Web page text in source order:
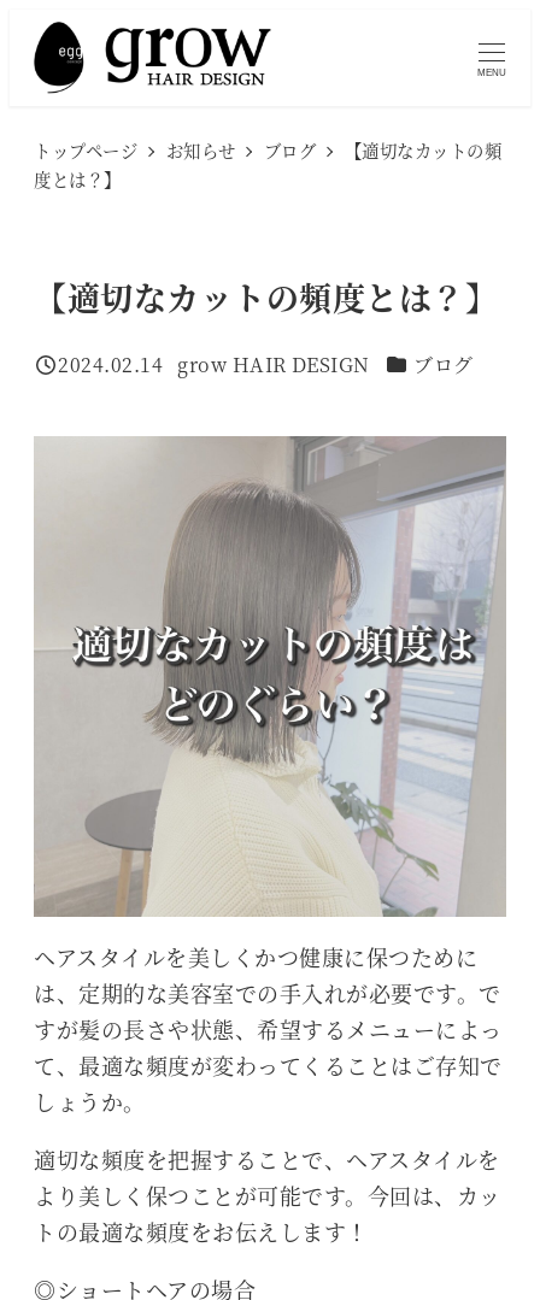
MENU
トップページ お知らせ ブログ
【適切なカットの頻
度とは？】
【適切なカットの頻度とは？】
投稿日
2024.02.14
著
grow HAIR DESIGN カテゴリー
ブログ
ヘアスタイルを美しくかつ健康に保つために
は、定期的な美容室での手入れが必要です。で
すが髪の長さや状態、希望するメニューによっ
て、最適な頻度が変わってくることはご存知で
しょうか。
適切な頻度を把握することで、ヘアスタイルを
より美しく保つことが可能です。今回は、カッ
トの最適な頻度をお伝えします！
◎ショートヘアの場合